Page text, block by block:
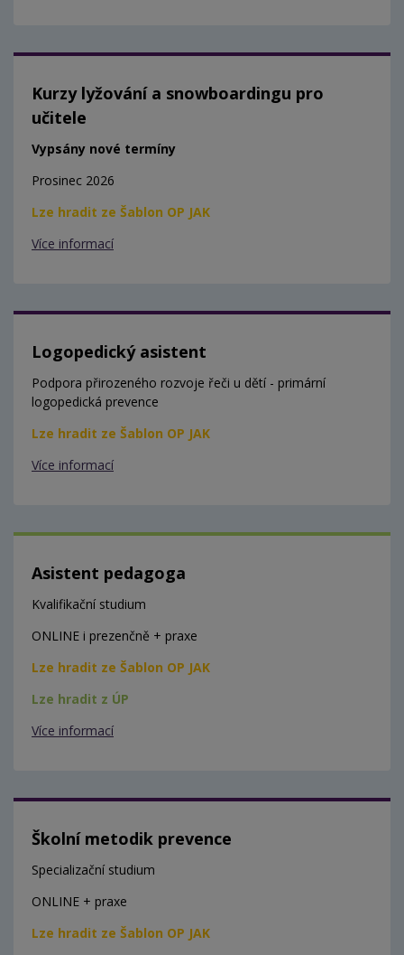
Kurzy lyžování a snowboardingu pro
učitele
Vypsány nové termíny
Prosinec 2026
Lze hradit ze Šablon OP JAK
Více informací
Logopedický asistent
Podpora přirozeného rozvoje řeči u dětí - primární
logopedická prevence
Lze hradit ze Šablon OP JAK
Více informací
Asistent pedagoga
Kvalifikační studium
ONLINE i prezenčně + praxe
Lze hradit ze Šablon OP JAK
Lze hradit z ÚP
Více informací
Školní metodik prevence
Specializační studium
ONLINE + praxe
Lze hradit ze Šablon OP JAK